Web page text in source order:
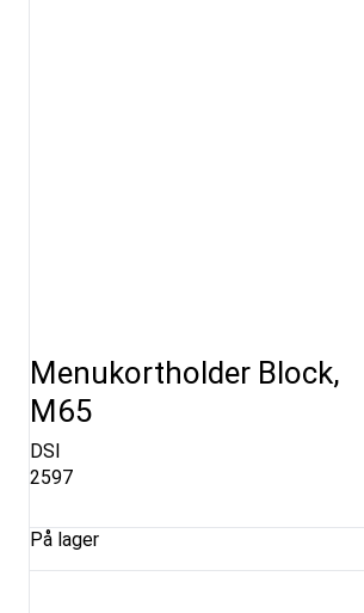
Menukortholder Block,
M65
DSI
2597
På lager